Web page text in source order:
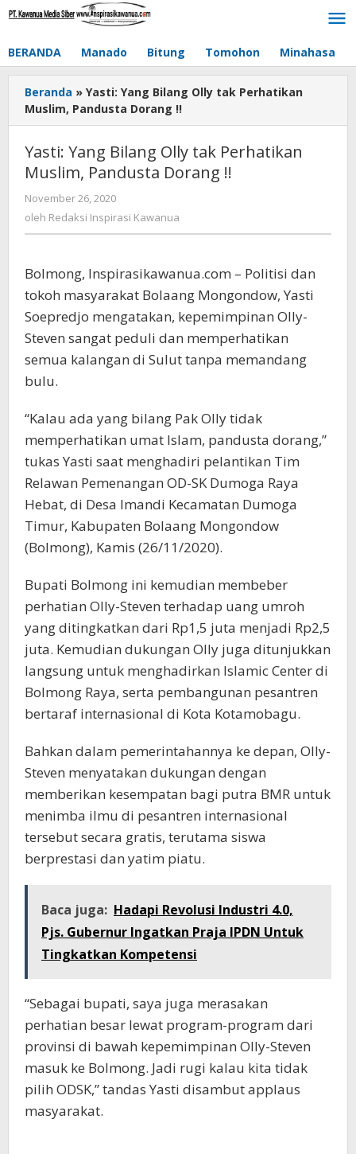
Lewati
BERANDA Manado Bitung Tomohon Minahasa
Beranda » Yasti: Yang Bilang Olly tak Perhatikan
Muslim, Pandusta Dorang !!
Yasti: Yang Bilang Olly tak Perhatikan
Muslim, Pandusta Dorang !!
November 26, 2020
Redaksi
oleh Redaksi Inspirasi Kawanua
Bolmong, Inspirasikawanua.com – Politisi dan
tokoh masyarakat Bolaang Mongondow, Yasti
Soepredjo mengatakan, kepemimpinan Olly-
Steven sangat peduli dan memperhatikan
semua kalangan di Sulut tanpa memandang
bulu.
“Kalau ada yang bilang Pak Olly tidak
memperhatikan umat Islam, pandusta dorang,”
tukas Yasti saat menghadiri pelantikan Tim
Relawan Pemenangan OD-SK Dumoga Raya
Hebat, di Desa Imandi Kecamatan Dumoga
Timur, Kabupaten Bolaang Mongondow
(Bolmong), Kamis (26/11/2020).
Bupati Bolmong ini kemudian membeber
perhatian Olly-Steven terhadap uang umroh
yang ditingkatkan dari Rp1,5 juta menjadi Rp2,5
juta. Kemudian dukungan Olly juga ditunjukkan
langsung untuk menghadirkan Islamic Center di
Bolmong Raya, serta pembangunan pesantren
bertaraf internasional di Kota Kotamobagu.
Bahkan dalam pemerintahannya ke depan, Olly-
Steven menyatakan dukungan dengan
memberikan kesempatan bagi putra BMR untuk
menimba ilmu di pesantren internasional
tersebut secara gratis, terutama siswa
berprestasi dan yatim piatu.
Baca juga: Hadapi Revolusi Industri 4.0,
Pjs. Gubernur Ingatkan Praja IPDN Untuk
Tingkatkan Kompetensi
“Sebagai bupati, saya juga merasakan
perhatian besar lewat program-program dari
provinsi di bawah kepemimpinan Olly-Steven
masuk ke Bolmong. Jadi rugi kalau kita tidak
pilih ODSK,” tandas Yasti disambut applaus
masyarakat.